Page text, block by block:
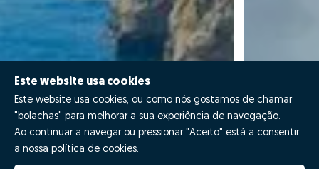
Este website usa cookies
Este website usa cookies, ou como nós gostamos de chamar
"bolachas" para melhorar a sua experiência de navegação.
Ao continuar a navegar ou pressionar "Aceito" está a consentir
a nossa política de cookies.